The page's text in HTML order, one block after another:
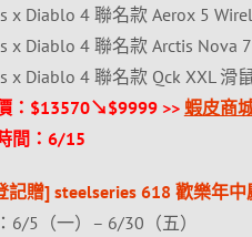
x Diablo 4 聯名款 Aerox 5
x Diablo 4 聯名款 Arctis Nova
x Diablo 4 聯名款 Qck XXL 滑
：$13570↘$9999 >> 蝦皮商
間：6/15
記贈] steelseries 618 歡樂年中
6/5（一）– 6/30（五）